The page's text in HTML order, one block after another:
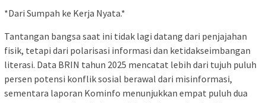
*Dari Sumpah ke Kerja Nyata.*
Tantangan bangsa saat ini tidak lagi datang dari penjajahan
fisik, tetapi dari polarisasi informasi dan ketidakseimbangan
literasi. Data BRIN tahun 2025 mencatat lebih dari tujuh puluh
persen potensi konflik sosial berawal dari misinformasi,
sementara laporan Kominfo menunjukkan empat puluh dua